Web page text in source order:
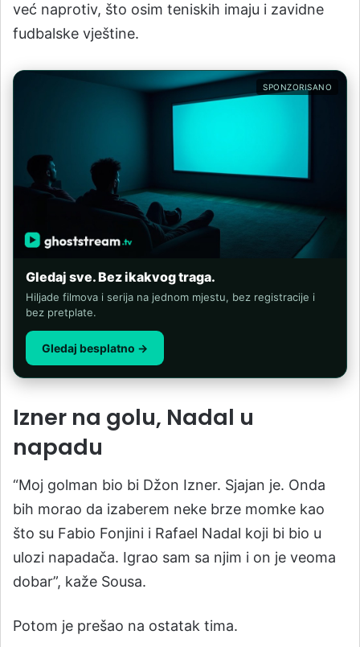
već naprotiv, što osim teniskih imaju i zavidne
fudbalske vještine.
SPONZORISANO
Gledaj sve. Bez ikakvog traga.
Hiljade filmova i serija na jednom mjestu, bez registracije i
bez pretplate.
Gledaj besplatno →
Izner na golu, Nadal u
napadu
“Moj golman bio bi Džon Izner. Sjajan je. Onda
bih morao da izaberem neke brze momke kao
što su Fabio Fonjini i Rafael Nadal koji bi bio u
ulozi napadača. Igrao sam sa njim i on je veoma
dobar”, kaže Sousa.
Potom je prešao na ostatak tima.